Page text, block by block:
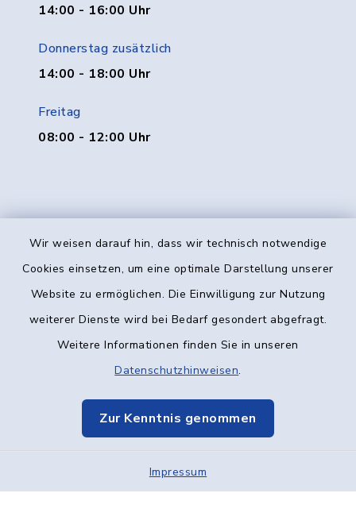
Wir weisen darauf hin, dass wir technisch notwendige
Cookies einsetzen, um eine optimale Darstellung unserer
Website zu ermöglichen. Die Einwilligung zur Nutzung
weiterer Dienste wird bei Bedarf gesondert abgefragt.
Weitere Informationen finden Sie in unseren
Datenschutzhinweisen.
Zur Kenntnis genommen
Impressum
14:00 - 16:00 Uhr
Donnerstag zusätzlich
14:00 - 18:00 Uhr
Freitag
08:00 - 12:00 Uhr
Kontakt
Datenschutz
Elektronische Kommunikation
Sitemap